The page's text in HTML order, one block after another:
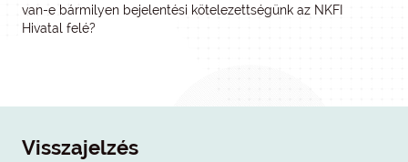
van-e bármilyen bejelentési kötelezettségünk az NKFI
Hivatal felé?
Visszajelzés